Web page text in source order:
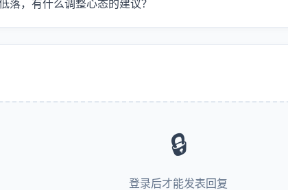
落，有什么调整心态的建议？
🔒
登录后才能发表回复